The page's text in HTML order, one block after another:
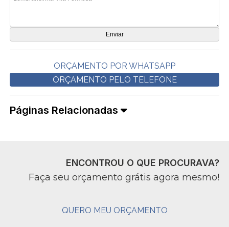
ORÇAMENTO POR WHATSAPP
ORÇAMENTO PELO TELEFONE
Páginas Relacionadas
ENCONTROU O QUE PROCURAVA?
Faça seu orçamento grátis agora mesmo!
QUERO MEU ORÇAMENTO